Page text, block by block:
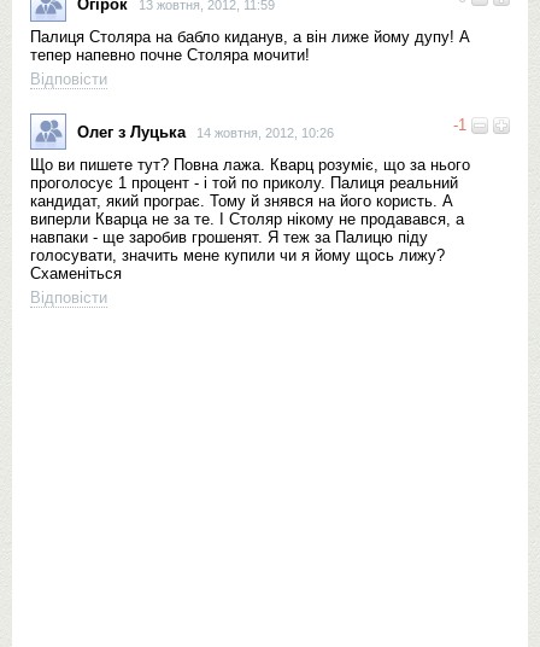
Огірок 13 жовтня, 2012, 11:59
Палиця Столяра на бабло киданув, а він лиже йому дупу! А
тепер напевно почне Столяра мочити!
Відповісти
-1
Олег з Луцька 14 жовтня, 2012, 10:26
Що ви пишете тут? Повна лажа. Кварц розуміє, що за нього
проголосує 1 процент - і той по приколу. Палиця реальний
кандидат, який програє. Тому й знявся на його користь. А
виперли Кварца не за те. І Столяр нікому не продавався, а
навпаки - ще заробив грошенят. Я теж за Палицю піду
голосувати, значить мене купили чи я йому щось лижу?
Схаменіться
Відповісти